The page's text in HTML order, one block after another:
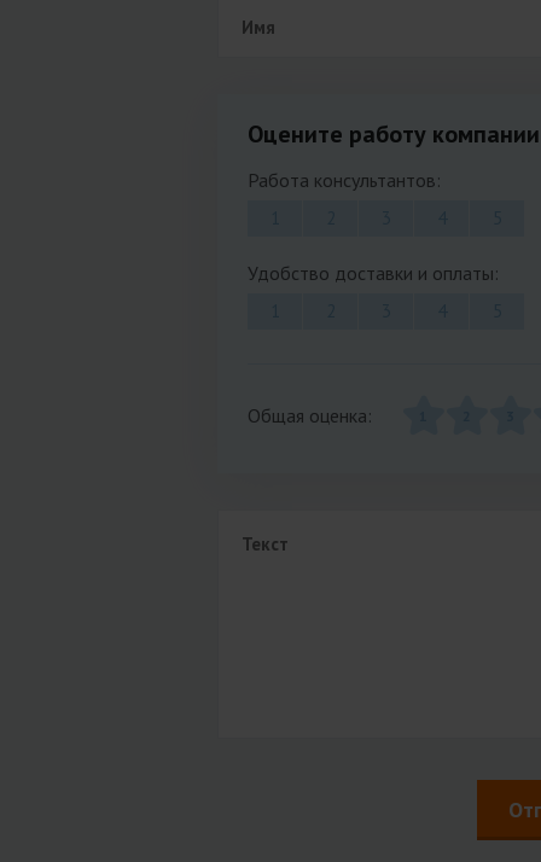
Оцените работу компании
Работа консультантов:
Удобство доставки и оплаты:
Общая оценка: